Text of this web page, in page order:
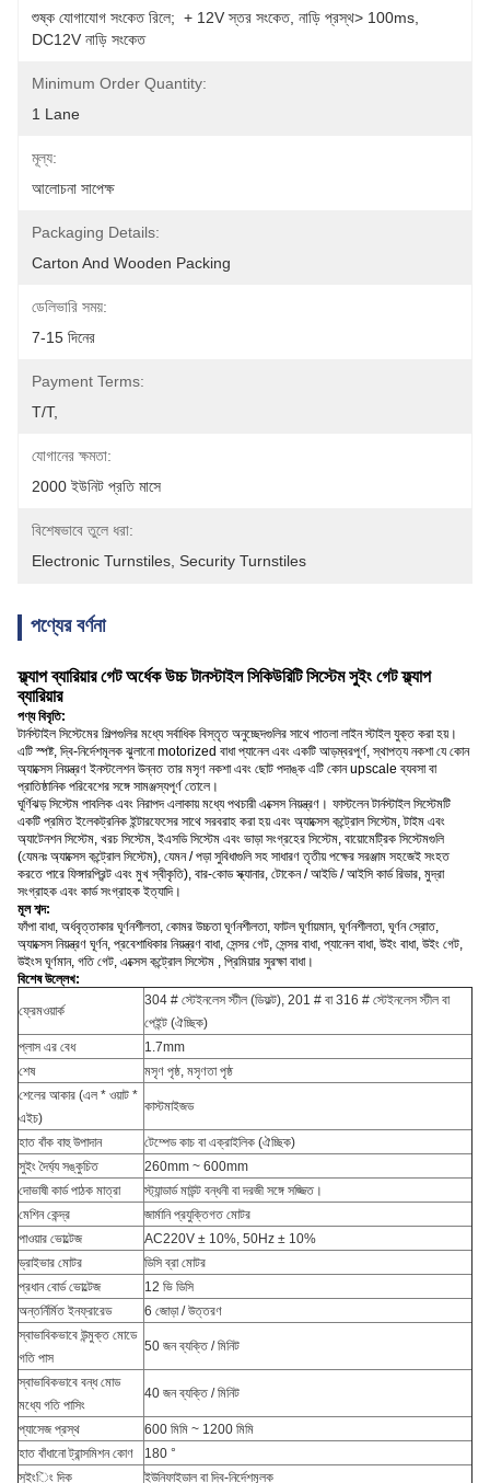
শুষ্ক যোগাযোগ সংকেত রিলে;  + 12V স্তর সংকেত, নাড়ি প্রস্থ> 100ms,
DC12V নাড়ি সংকেত
Minimum Order Quantity:
1 Lane
মূল্য:
আলোচনা সাপেক্ষ
Packaging Details:
Carton And Wooden Packing
ডেলিভারি সময়:
7-15 দিনের
Payment Terms:
T/T,
যোগানের ক্ষমতা:
2000 ইউনিট প্রতি মাসে
বিশেষভাবে তুলে ধরা:
Electronic Turnstiles Security Turnstiles
পণ্যের বর্ণনা
ফ্ল্যাপ ব্যারিয়ার গেট অর্ধেক উচ্চ টানস্টাইল সিকিউরিটি সিস্টেম সুইং গেট ফ্ল্যাপ
ব্যারিয়ার
পণ্য বিবৃতি:
টার্নস্টাইল সিস্টেমের শিল্পগুলির মধ্যে সর্বাধিক বিস্তৃত অনুচ্ছেদগুলির সাথে পাতলা লাইন স্টাইল যুক্ত করা হয়।
এটি স্পষ্ট, দ্বি-নির্দেশমূলক ঝুলানো motorized বাধা প্যানেল এবং একটি আড়ম্বরপূর্ণ, স্থাপত্য নকশা যে কোন
অ্যাক্সেস নিয়ন্ত্রণ ইনস্টলেশন উন্নত তার মসৃণ নকশা এবং ছোট পদাঙ্ক এটি কোন upscale ব্যবসা বা
প্রাতিষ্ঠানিক পরিবেশের সঙ্গে সামঞ্জস্যপূর্ণ তোলে।
ঘূর্ণিঝড় সিস্টেম পাবলিক এবং নিরাপদ এলাকায় মধ্যে পথচারী এক্সেস নিয়ন্ত্রণ। ফাস্টলেন টার্নস্টাইল সিস্টেমটি
একটি প্রমিত ইলেকট্রনিক ইন্টারফেসের সাথে সরবরাহ করা হয় এবং অ্যাক্সেস কন্ট্রোল সিস্টেম, টাইম এবং
অ্যাটেনশন সিস্টেম, খরচ সিস্টেম, ইএসডি সিস্টেম এবং ভাড়া সংগ্রহের সিস্টেম, বায়োমেট্রিক সিস্টেমগুলি
(যেমনঃ অ্যাক্সেস কন্ট্রোল সিস্টেম), যেমন / পড়া সুবিধাগুলি সহ সাধারণ তৃতীয় পক্ষের সরঞ্জাম সহজেই সংহত
করতে পারে ফিঙ্গারপ্রিন্ট এবং মুখ স্বীকৃতি), বার-কোড স্ক্যানার, টোকেন / আইডি / আইসি কার্ড রিডার, মুদ্রা
সংগ্রাহক এবং কার্ড সংগ্রাহক ইত্যাদি।
মূল শব্দ:
ফাঁপা বাধা, অর্ধবৃত্তাকার ঘূর্ণনশীলতা, কোমর উচ্চতা ঘূর্ণনশীলতা, ফাটল ঘূর্ণায়মান, ঘূর্ণনশীলতা, ঘূর্ণন স্রোত,
অ্যাক্সেস নিয়ন্ত্রণ ঘূর্ণন, প্রবেশাধিকার নিয়ন্ত্রণ বাধা, সেন্সর গেট, সেন্সর বাধা, প্যানেল বাধা, উইং বাধা, উইং গেট,
উইংস ঘূর্ণমান, গতি গেট, এক্সেস কন্ট্রোল সিস্টেম , প্রিমিয়ার সুরক্ষা বাধা।
বিশেষ উল্লেখ:
ফ্রেমওয়ার্ক
304 # স্টেইনলেস স্টীল (ডিফল্ট), 201 # বা 316 # স্টেইনলেস স্টীল বা
পেইন্ট (ঐচ্ছিক)
প্লাস এর বেধ
1.7mm
শেষ
মসৃণ পৃষ্ঠ, মসৃণতা পৃষ্ঠ
শেলের আকার (এল * ওয়াট *
এইচ)
কাস্টমাইজড
হাত বাঁক বাহু উপাদান
টেম্পেড কাচ বা এক্রাইলিক (ঐচ্ছিক)
সুইং দৈর্ঘ্য সঙ্কুচিত
260mm ~ 600mm
দোভাষী কার্ড পাঠক মাত্রা
স্ট্যান্ডার্ড মাউন্ট বন্ধনী বা দরজী সঙ্গে সজ্জিত।
মেশিন কেন্দ্র
জার্মানি প্রযুক্তিগত মোটর
পাওয়ার ভোল্টেজ
AC220V ± 10%, 50Hz ± 10%
ড্রাইভার মোটর
ডিসি ব্রা মোটর
প্রধান বোর্ড ভোল্টেজ
12 ভি ডিসি
অন্তর্নির্মিত ইনফ্রারেড
6 জোড়া / উত্তরণ
স্বাভাবিকভাবে উন্মুক্ত মোডে
গতি পাস
50 জন ব্যক্তি / মিনিট
স্বাভাবিকভাবে বন্ধ মোড
মধ্যে গতি পাসিং
40 জন ব্যক্তি / মিনিট
প্যাসেজ প্রস্থ
600 মিমি ~ 1200 মিমি
হাত বাঁধানো ট্রান্সমিশন কোণ
180 °
সুইংিং দিক
ইউনিফাইডাল বা দ্বি-নির্দেশমূলক